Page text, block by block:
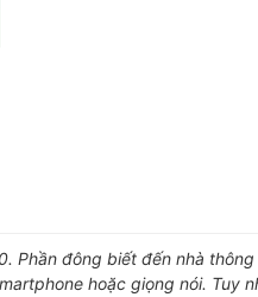
Phần đông biết đến nhà thông
hoặc giọng nói. Tuy